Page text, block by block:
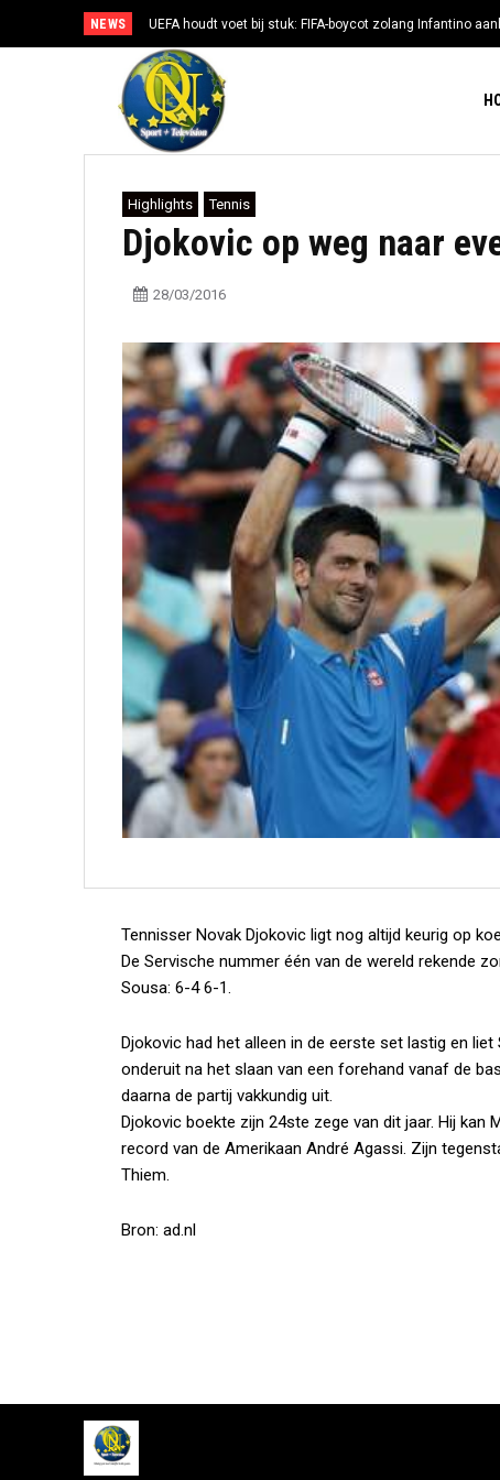
NEWS UEFA houdt voet bij stuk: FIFA-boycot zolang Infantino
Highlights Tennis
Djokovic op weg naar
28/03/2016
Tennisser Novak Djokovic ligt nog altijd keurig op
De Servische nummer één van de wereld rekende
Sousa: 6-4 6-1.
Djokovic had het alleen in de eerste set lastig en
onderuit na het slaan van een forehand vanaf de
daarna de partij vakkundig uit.
Djokovic boekte zijn 24ste zege van dit jaar. Hij kan
record van de Amerikaan André Agassi. Zijn
Thiem.
Bron: ad.nl